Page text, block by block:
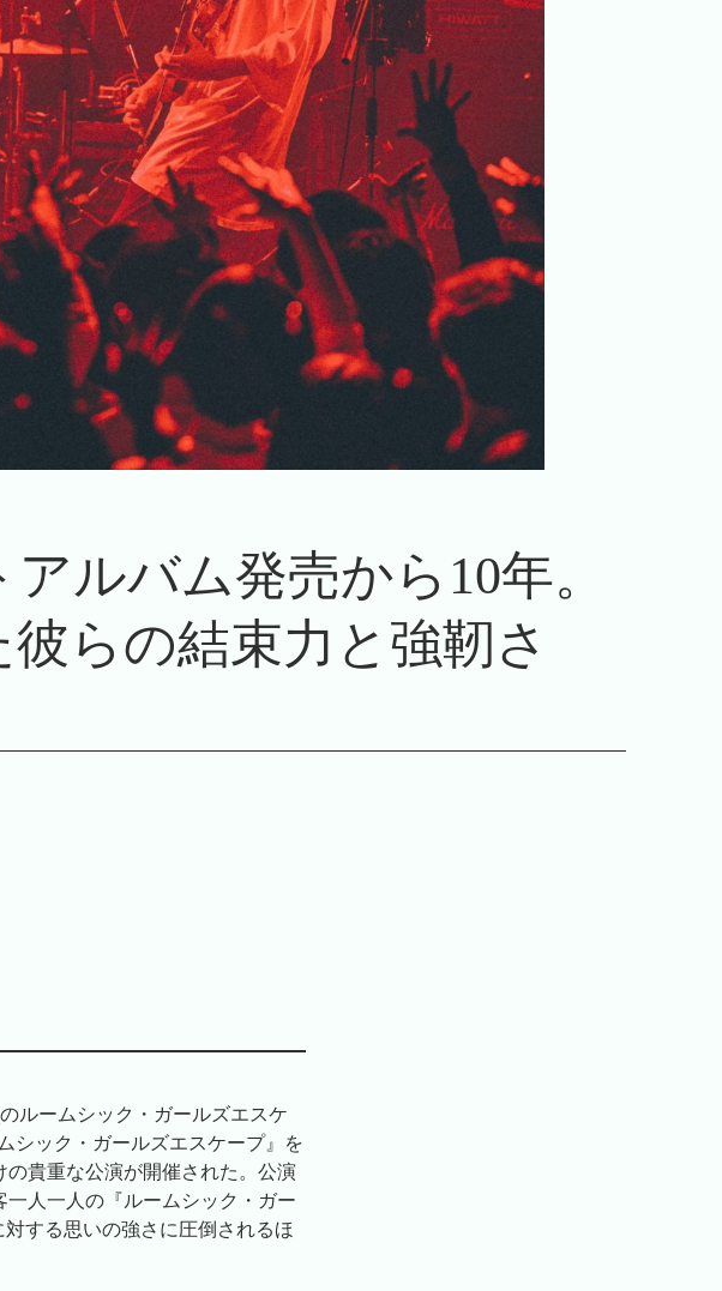
ルバム発売から10年。
らの結束力と強靭さ
ルームシック・ガールズエスケ
シック・ガールズエスケープ』を
貴重な公演が開催された。公演
人一人の『ルームシック・ガー
する思いの強さに圧倒されるほ